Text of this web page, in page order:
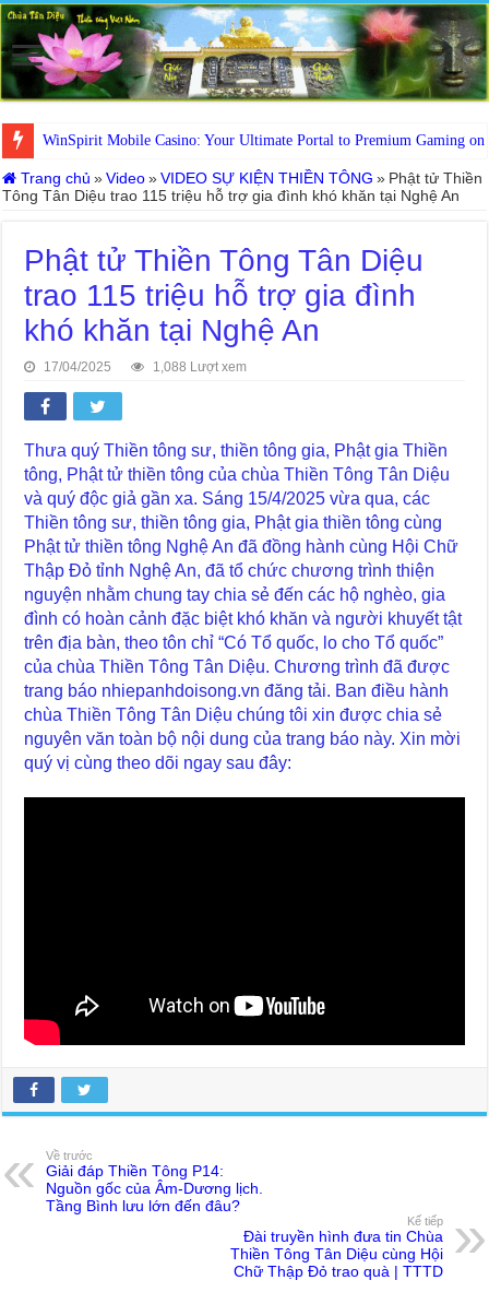
WinSpirit Mobile Casino: Your Ultimate Portal to Premium Gaming on
Trang chủ » Video » VIDEO SỰ KIỆN THIỀN TÔNG » Phật tử Thiền
Tông Tân Diệu trao 115 triệu hỗ trợ gia đình khó khăn tại Nghệ An
Phật tử Thiền Tông Tân Diệu
trao 115 triệu hỗ trợ gia đình
khó khăn tại Nghệ An
17/04/2025 1,088 Lượt xem
Thưa quý Thiền tông sư, thiền tông gia, Phật gia Thiền
tông, Phật tử thiền tông của chùa Thiền Tông Tân Diệu
và quý độc giả gần xa. Sáng 15/4/2025 vừa qua, các
Thiền tông sư, thiền tông gia, Phật gia thiền tông cùng
Phật tử thiền tông Nghệ An đã đồng hành cùng Hội Chữ
Thập Đỏ tỉnh Nghệ An, đã tổ chức chương trình thiện
nguyện nhằm chung tay chia sẻ đến các hộ nghèo, gia
đình có hoàn cảnh đặc biệt khó khăn và người khuyết tật
trên địa bàn, theo tôn chỉ “Có Tổ quốc, lo cho Tổ quốc”
của chùa Thiền Tông Tân Diệu. Chương trình đã được
trang báo nhiepanhdoisong.vn đăng tải. Ban điều hành
chùa Thiền Tông Tân Diệu chúng tôi xin được chia sẻ
nguyên văn toàn bộ nội dung của trang báo này. Xin mời
quý vị cùng theo dõi ngay sau đây:
Về trước
Giải đáp Thiền Tông P14:
Nguồn gốc của Âm-Dương lịch.
Tầng Bình lưu lớn đến đâu?
Kế tiếp
Đài truyền hình đưa tin Chùa
Thiền Tông Tân Diệu cùng Hội
Chữ Thập Đỏ trao quà | TTTD